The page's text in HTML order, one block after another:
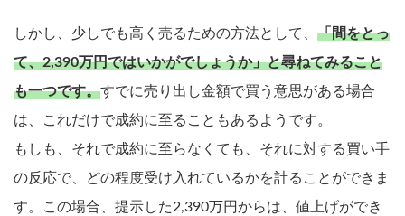
しかし、少しでも高く売るための方法として、 「間をとっ
て、2,390万円ではいかがでしょうか」と尋ねてみること
も一つです。すでに売り出し金額で買う意思がある場合
は、これだけで成約に至ることもあるようです。
もしも、それで成約に至らなくても、それに対する買い手
の反応で、どの程度受け入れているかを計ることができま
す。この場合、提示した2,390万円からは、値上げができ